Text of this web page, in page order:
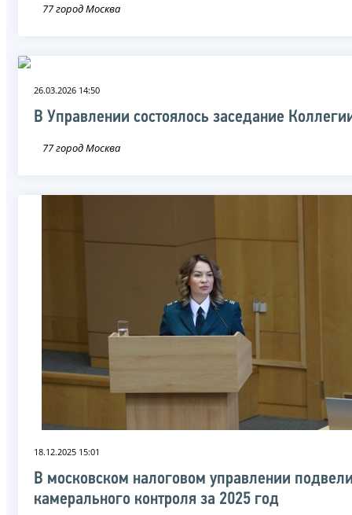
77 город Москва
26.03.2026 14:50
В Управлении состоялось заседание
77 город Москва
18.12.2025 15:01
В московском налоговом управлении
камерального контроля за 2025 год